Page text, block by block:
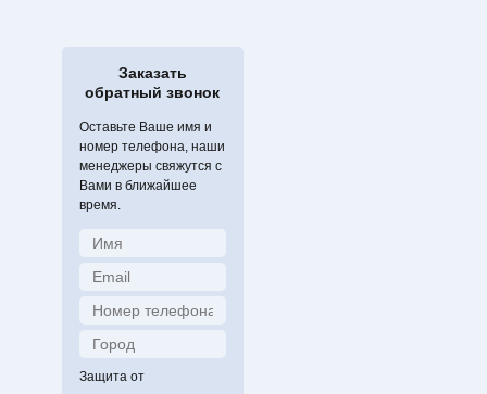
Заказать
обратный звонок
Оставьте Ваше имя и
номер телефона, наши
менеджеры свяжутся с
Вами в ближайшее
время.
Защита от